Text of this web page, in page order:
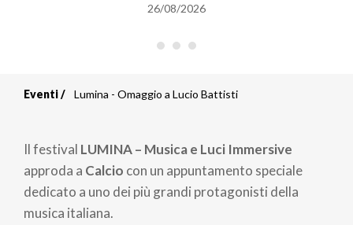
26/08/2026
di
pane
Eventi Lumina - Omaggio a Lucio Battisti
Il festival LUMINA – Musica e Luci Immersive
approda a Calcio con un appuntamento speciale
dedicato a uno dei più grandi protagonisti della
musica italiana.